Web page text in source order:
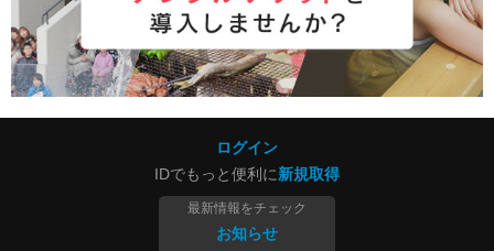
ログイン
IDでもっと便利に新規取得
最新情報をチェック
お知らせ